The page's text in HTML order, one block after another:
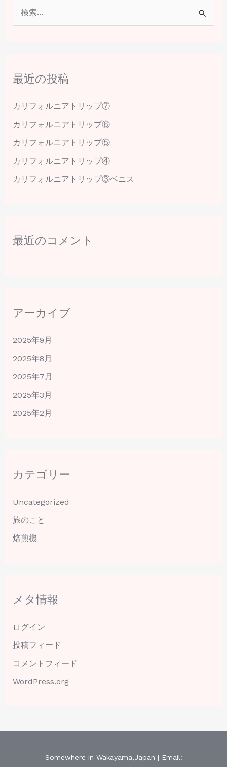
:最近の投稿
カリフォルニアトリップ⑦
カリフォルニアトリップ⑥
カリフォルニアトリップ⑤
カリフォルニアトリップ④
カリフォルニアトリップ③ベニス
最近のコメント
アーカイブ
2025年9月
2025年8月
2025年7月
2025年3月
2025年2月
カテゴリー
Uncategorized
旅のこと
焙煎機
メタ情報
ログイン
投稿フィード
コメントフィード
WordPress.org
Somewhere in Wakayama,Japan | Email: